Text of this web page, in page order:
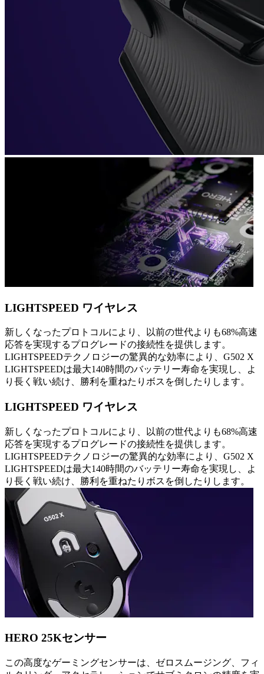
LIGHTSPEED ワイヤレス
新しくなったプロトコルにより、以前の世代よりも68%高速
応答を実現するプログレードの接続性を提供します。
LIGHTSPEEDテクノロジーの驚異的な効率により、G502 X
LIGHTSPEEDは最大140時間のバッテリー寿命を実現し、よ
り長く戦い続け、勝利を重ねたりボスを倒したりします。
LIGHTSPEED ワイヤレス
新しくなったプロトコルにより、以前の世代よりも68%高速
応答を実現するプログレードの接続性を提供します。
LIGHTSPEEDテクノロジーの驚異的な効率により、G502 X
LIGHTSPEEDは最大140時間のバッテリー寿命を実現し、よ
り長く戦い続け、勝利を重ねたりボスを倒したりします。
HERO 25Kセンサー
この高度なゲーミングセンサーは、ゼロスムージング、フィ